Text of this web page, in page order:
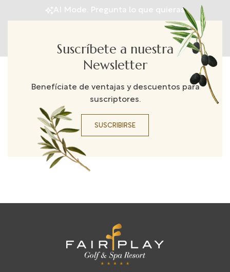
AI Mode. Pregunta lo que quieras
Suscríbete a nuestra
Newsletter
Benefíciate de ventajas y descuentos para
suscriptores.
SUSCRIBIRSE